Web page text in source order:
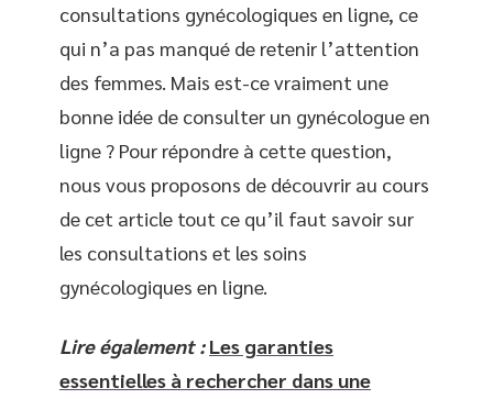
consultations gynécologiques en ligne, ce
qui n’a pas manqué de retenir l’attention
des femmes. Mais est-ce vraiment une
bonne idée de consulter un gynécologue en
ligne ? Pour répondre à cette question,
nous vous proposons de découvrir au cours
de cet article tout ce qu’il faut savoir sur
les consultations et les soins
gynécologiques en ligne.
Lire également : Les garanties
essentielles à rechercher dans une